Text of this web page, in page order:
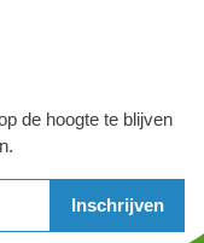
de hoogte te blijven
Inschrijven